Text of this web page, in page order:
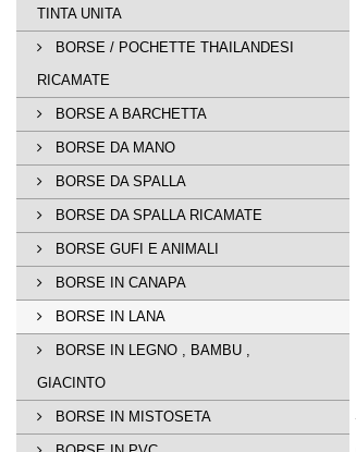
TINTA UNITA
BORSE / POCHETTE THAILANDESI
RICAMATE
BORSE A BARCHETTA
BORSE DA MANO
BORSE DA SPALLA
BORSE DA SPALLA RICAMATE
BORSE GUFI E ANIMALI
BORSE IN CANAPA
BORSE IN LANA
BORSE IN LEGNO , BAMBU ,
GIACINTO
BORSE IN MISTOSETA